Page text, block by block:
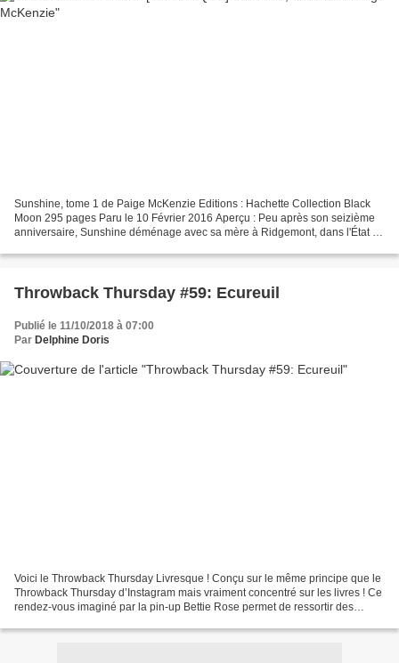
Sunshine, tome 1 de Paige McKenzie Editions : Hachette Collection Black
Moon 295 pages Paru le 10 Février 2016 Aperçu : Peu après son seizième
anniversaire, Sunshine déménage avec sa mère à Ridgemont, dans l'État de
Throwback Thursday #59: Ecureuil
Publié le 11/10/2018 à 07:00
Par Delphine Doris
Voici le Throwback Thursday Livresque ! Conçu sur le même principe que le
Throwback Thursday d’Instagram mais vraiment concentré sur les livres ! Ce
rendez-vous imaginé par la pin-up Bettie Rose permet de ressortir des